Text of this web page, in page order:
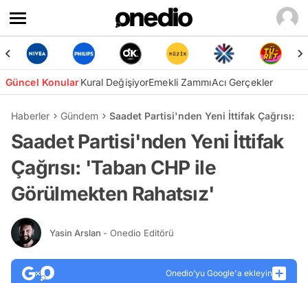
Güncel KonularKural DeğişiyorEmekli ZammıAcı Gerçekler
Haberler Gündem Saadet Partisi'nden Yeni İttifak Çağrısı:
Saadet Partisi'nden Yeni İttifak
Çağrısı: 'Taban CHP ile
Görülmekten Rahatsız'
Yasin Arslan - Onedio Editörü
Onedio’yu Google'a ekleyin